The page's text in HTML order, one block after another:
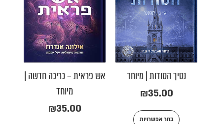
נסיך הסודות | מיוחד
₪35.00
בחר אפשרויות
ניתן
לבחור
את
האפשרויות
בעמוד
המוצר
אש פראית – כריכה חדשה |
מיוחד
₪35.00
ניתן
לבחור
את
האפשרויות
בעמוד
המוצר